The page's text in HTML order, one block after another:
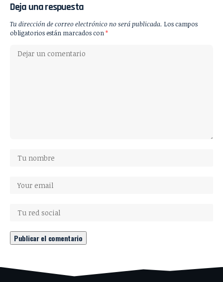
Deja una respuesta
Tu dirección de correo electrónico no será publicada. Los campos
obligatorios están marcados con*